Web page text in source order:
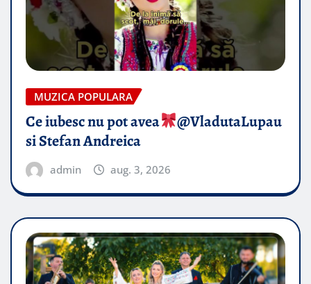
MUZICA POPULARA
Ce iubesc nu pot avea
​@VladutaLupau
si Stefan Andreica
admin aug. 3, 2026